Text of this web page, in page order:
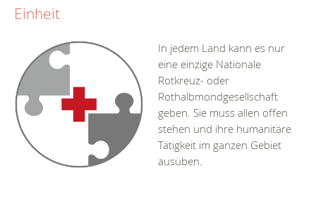
Einheit
In jedem Land kann es nur
eine einzige Nationale
Rotkreuz- oder
Rothalbmondgesellschaft
geben. Sie muss allen offen
stehen und ihre humanitäre
Tätigkeit im ganzen Gebiet
ausüben.